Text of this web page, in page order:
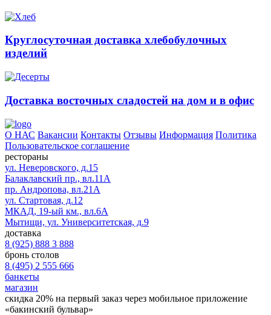
Круглосуточная доставка хлебобулочных
изделий
Доставка восточных сладостей на дом и в офис
О НАС Вакансии Контакты Отзывы Информация Политика
Пользовательское соглашение
рестораны
ул. Неверовского, д.15
Балаклавский пр., вл.11А
пр. Андропова, вл.21А
ул. Стартовая, д.12
МКАД, 19-ый км., вл.6А
Мытищи, ул. Университетская, д.9
доставка
8 (925) 888 3 888
бронь столов
8 (495) 2 555 666
банкеты
магазин
скидка 20% на первый заказ через мобильное приложение
«бакинский бульвар»